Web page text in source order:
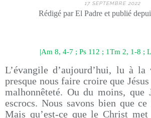
17 SEPTEMBRE 2022
Rédigé par El Padre et publié
|Am 8, 4-7 ; Ps 112 ; 1Tm 2, 1-8 ;
L’évangile d’aujourd’hui, lu à
presque nous faire croire que
malhonnêteté. Ou du moins, que
escrocs. Nous savons bien que ce
Mais qu’est-ce que le Christ